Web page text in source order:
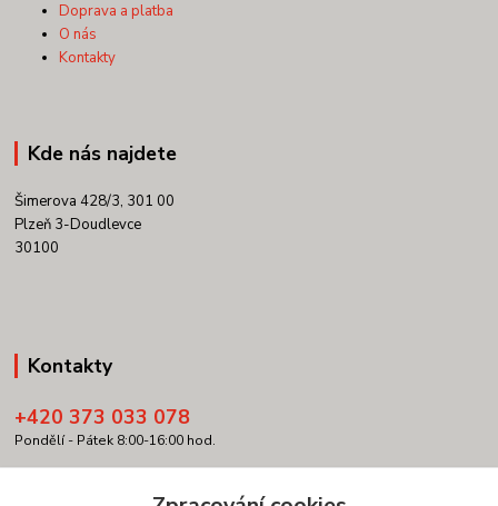
Doprava a platba
O nás
Kontakty
Kde nás najdete
Šimerova 428/3, 301 00
Plzeň 3-Doudlevce
30100
Kontakty
+420 373 033 078
Pondělí - Pátek 8:00-16:00 hod.